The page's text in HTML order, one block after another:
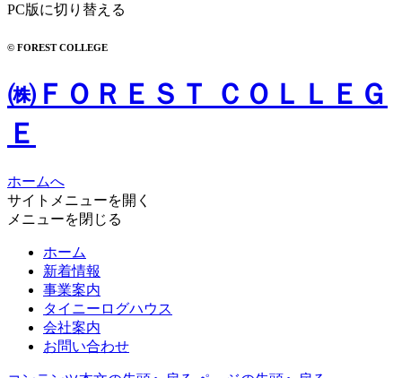
PC版に切り替える
© FOREST COLLEGE
㈱ＦＯＲＥＳＴ ＣＯＬＬＥＧ
Ｅ
ホームへ
サイトメニューを開く
メニューを閉じる
ホーム
新着情報
事業案内
タイニーログハウス
会社案内
お問い合わせ